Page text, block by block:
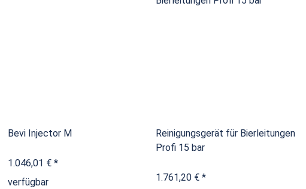
Bevi Injector M
1.046,01 € *
verfügbar
Reinigungsgerät für Bierleitungen
Profi 15 bar
1.761,20 € *